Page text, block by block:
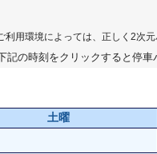
利用環境によっては、正しく2次元
記の時刻をクリックすると停車
土曜